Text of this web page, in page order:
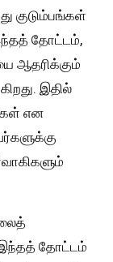
குடும்பங்கள்
தோட்டம்,
ஆதரிக்கும்
இதில்
என
இந்தத் தோட்டம்